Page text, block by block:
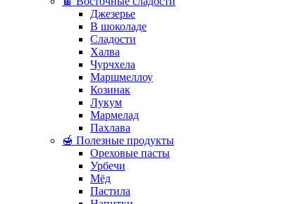
Джезерье
В шоколаде
Сладости
Халва
Чурчхела
Маршмеллоу
Козинак
Лукум
Мармелад
Пахлава
🍯 Полезные продукты
Ореховые пасты
Урбечи
Мёд
Пастила